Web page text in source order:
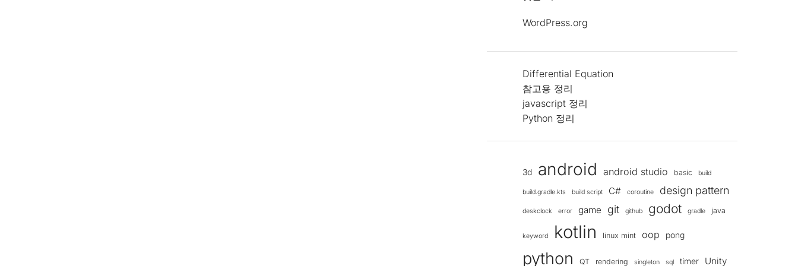
WordPress.org
Differential Equation
참고용 정리
javascript 정리
Python 정리
3d android android studio basic build
build.gradle.kts build script C# coroutine design pattern
deskclock error game git github godot gradle java
keyword kotlin linux mint oop pong
python QT rendering singleton sql timer Unity